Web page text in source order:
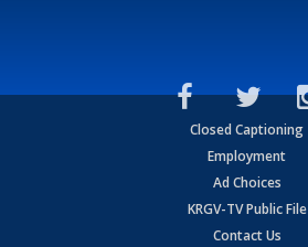
Closed Captioning
Employment
Ad Choices
KRGV-TV Public File
Contact Us